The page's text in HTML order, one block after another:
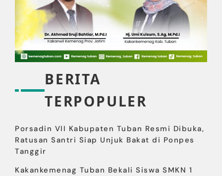
BERITA
TERPOPULER
Porsadin VII Kabupaten Tuban Resmi Dibuka,
Ratusan Santri Siap Unjuk Bakat di Ponpes
Tanggir
Kakankemenag Tuban Bekali Siswa SMKN 1